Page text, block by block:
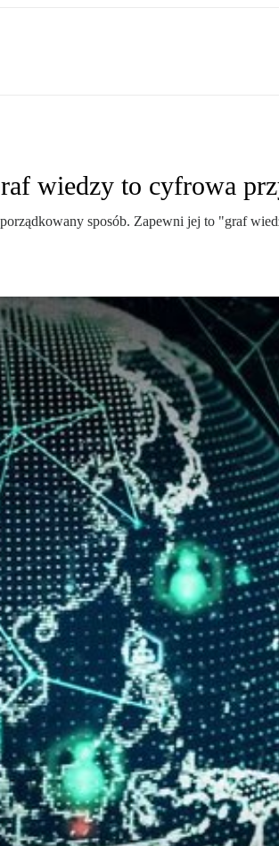
wiedzy to cyfrowa
sposób. Zapewni jej to "graf